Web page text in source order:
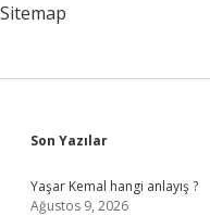
Sitemap
Sidebar
Son Yazılar
Yaşar Kemal hangi anlayış ?
Ağustos 9, 2026